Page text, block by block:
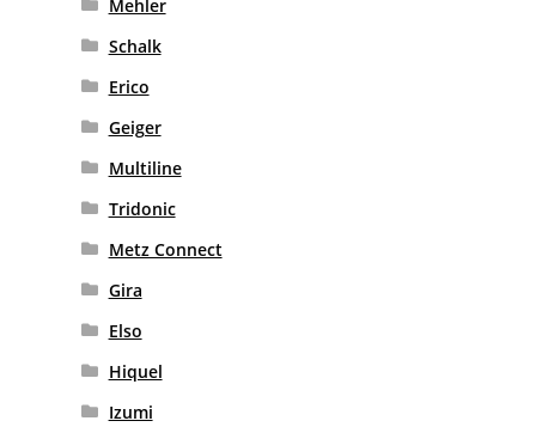
Mehler
Schalk
Erico
Geiger
Multiline
Tridonic
Metz Connect
Gira
Elso
Hiquel
Izumi